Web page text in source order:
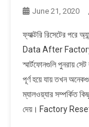
June 21, 2020
ফ্যাক্টরি রিসেটের পরে
Data After Factory
স্মার্টফোনগুলি পুনরায়
পূর্ণ হয়ে যায় তখন
ম্যালওয়্যার সম্পর্কিত
দেয়। Factory Reset